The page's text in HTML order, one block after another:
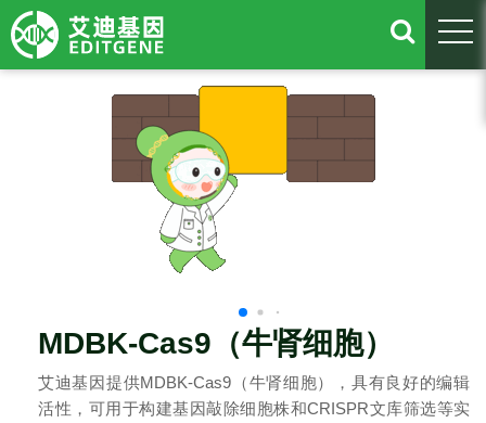
MDBK-Cas9（牛肾细胞）
艾迪基因提供MDBK-Cas9（牛肾细胞），具有良好的编辑
活性，可用于构建基因敲除细胞株和CRISPR文库筛选等实